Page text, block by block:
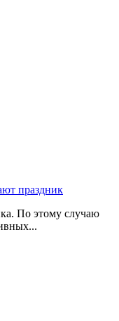
праздник
По этому случаю